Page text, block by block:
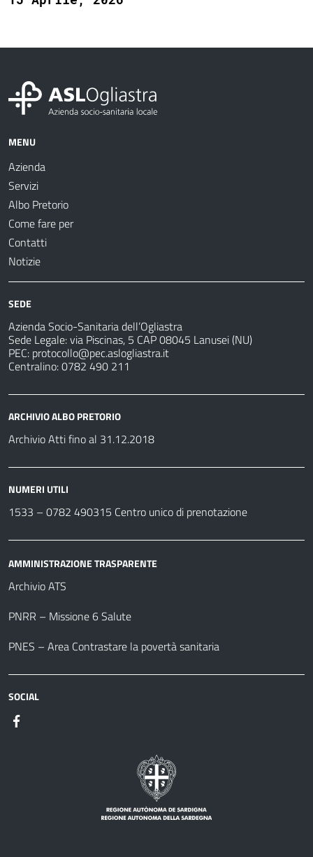
MENU
Azienda
Servizi
Albo Pretorio
Come fare per
Contatti
Notizie
SEDE
Azienda Socio-Sanitaria dell’Ogliastra
Sede Legale: via Piscinas, 5 CAP 08045 Lanusei (NU)
PEC: protocollo@pec.aslogliastra.it
Centralino: 0782 490 211
ARCHIVIO ALBO PRETORIO
Archivio Atti fino al 31.12.2018
NUMERI UTILI
1533 – 0782 490315 Centro unico di prenotazione
AMMINISTRAZIONE TRASPARENTE
Archivio ATS
PNRR – Missione 6 Salute
PNES – Area Contrastare la povertà sanitaria
SOCIAL